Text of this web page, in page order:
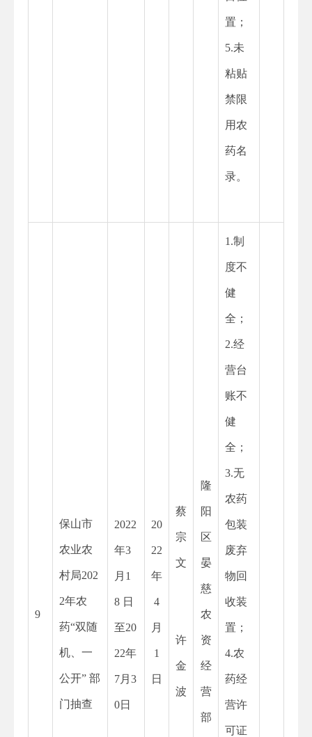
置；
5.未
粘贴
禁限
用农
药名
录。
9
保山市
农业农
村局202
2年农
药“双随
机、一
公开” 部
门抽查
2022
年3
月1
8 日
至20
22年
7月3
0日
20
22
年
4
月
1
日
蔡
宗
文
许
金
波
隆
阳
区
晏
慈
农
资
经
营
部
1.制
度不
健
全；
2.经
营台
账不
健
全；
3.无
农药
包装
废弃
物回
收装
置；
4.农
药经
营许
可证